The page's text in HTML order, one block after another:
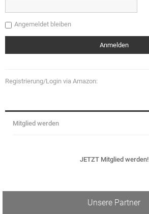
Angemeldet bleiben
Registrierung/Login via Amazon:
Mitglied werden
JETZT Mitglied werden!
Unsere Partner